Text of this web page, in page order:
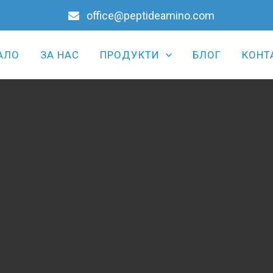
office@peptideamino.com
ЗА НАС ПРОДУКТИ БЛОГ